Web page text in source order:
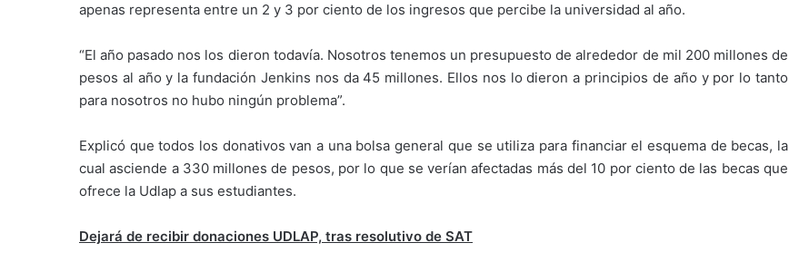
apenas representa entre un 2 y 3 por ciento de los ingresos que percibe la universidad al año.
“El año pasado nos los dieron todavía. Nosotros tenemos un presupuesto de alrededor de mil 200 millones de
pesos al año y la fundación Jenkins nos da 45 millones. Ellos nos lo dieron a principios de año y por lo tanto
para nosotros no hubo ningún problema”.
Explicó que todos los donativos van a una bolsa general que se utiliza para financiar el esquema de becas, la
cual asciende a 330 millones de pesos, por lo que se verían afectadas más del 10 por ciento de las becas que
ofrece la Udlap a sus estudiantes.
Dejará de recibir donaciones UDLAP, tras resolutivo de SAT